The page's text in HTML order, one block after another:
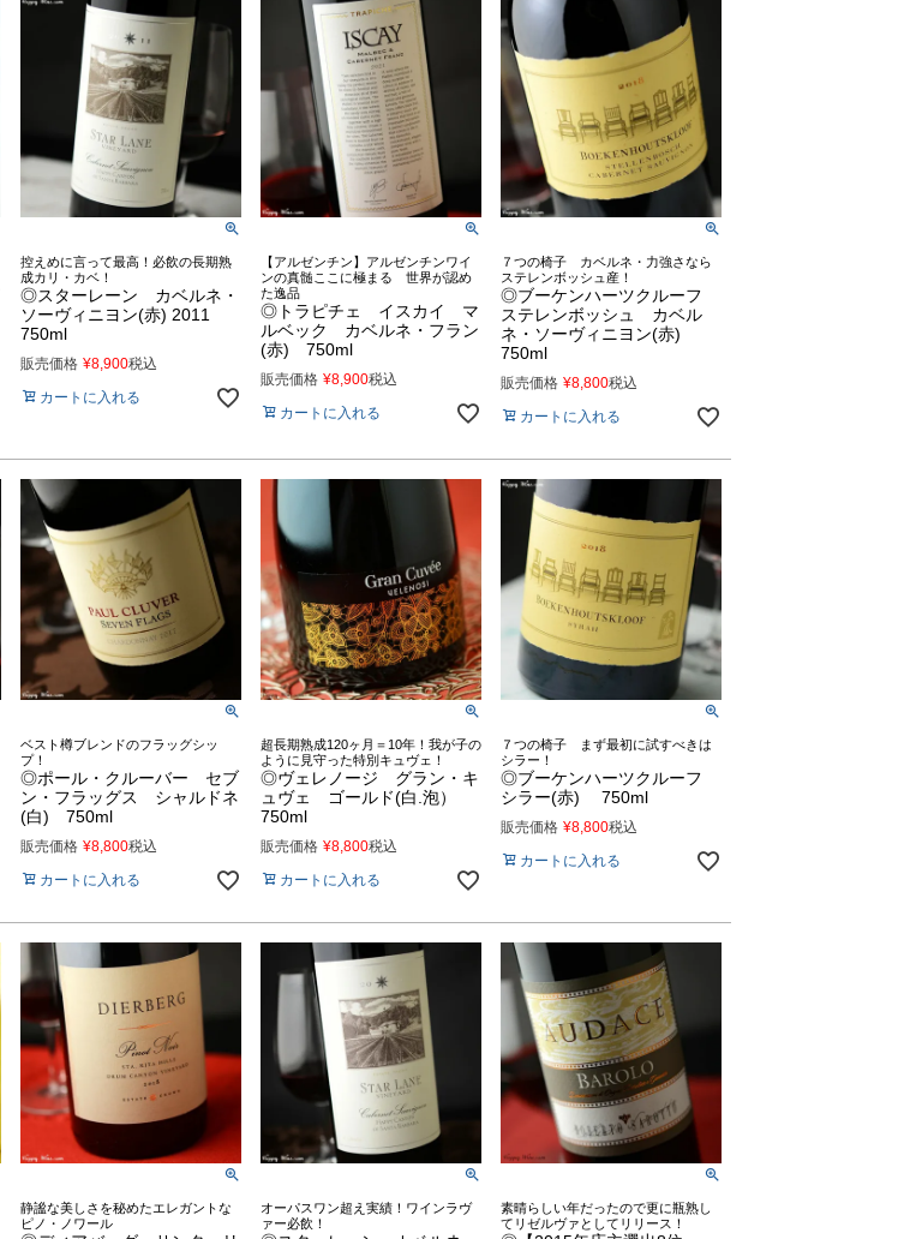
控えめに言って最高！必飲の長期熟
成カリ・カベ！
◎スターレーン カベルネ・
ソーヴィニヨン(赤) 2011
750ml
販売価格 ¥8,900税込
カートに入れる
【アルゼンチン】アルゼンチンワイ
ンの真髄ここに極まる 世界が認め
た逸品
◎トラピチェ イスカイ マ
ルベック カベルネ・フラン
(赤) 750ml
販売価格 ¥8,900税込
カートに入れる
７つの椅子 カベルネ・力強さなら
ステレンボッシュ産！
◎ブーケンハーツクルーフ
ステレンボッシュ カベル
ネ・ソーヴィニヨン(赤)
750ml
販売価格 ¥8,800税込
カートに入れる
ベスト樽ブレンドのフラッグシッ
プ！
◎ポール・クルーバー セブ
ン・フラッグス シャルドネ
(白) 750ml
販売価格 ¥8,800税込
カートに入れる
超長期熟成120ヶ月＝10年！我が子の
ように見守った特別キュヴェ！
◎ヴェレノージ グラン・キ
ュヴェ ゴールド(白.泡）
750ml
販売価格 ¥8,800税込
カートに入れる
７つの椅子 まず最初に試すべきは
シラー！
◎ブーケンハーツクルーフ
シラー(赤) 750ml
販売価格 ¥8,800税込
カートに入れる
静謐な美しさを秘めたエレガントな
ピノ・ノワール
オーパスワン超え実績！ワインラヴ
ァー必飲！
素晴らしい年だったので更に瓶熟し
てリゼルヴァとしてリリース！